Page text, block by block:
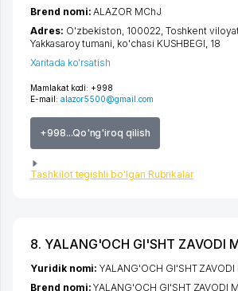
Mamlakat kodi: +998
E-mail: alazor5500@gmail.com
+998...Qo'ng'iroq qilish
Tashkilot tegishli bo'lgan Rubrikalar
Brend nomi:ALAZOR MChJ
Adres: O'zbekiston, 100022, Toshkent
Yakkasaroy tumani, ko'chasi KUSHBEGI, 18
Xaritada ko'rsatish
8. YALANG'OCH GI'SHT ZAVODI
Yuridik nomi:YALANG'OCH GI'SHT ZAVODI
Brend nomi:YALANG'OCH GI'SHT ZAVODI